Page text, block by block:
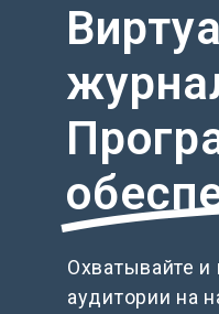
Охватывайте и
аудитории на